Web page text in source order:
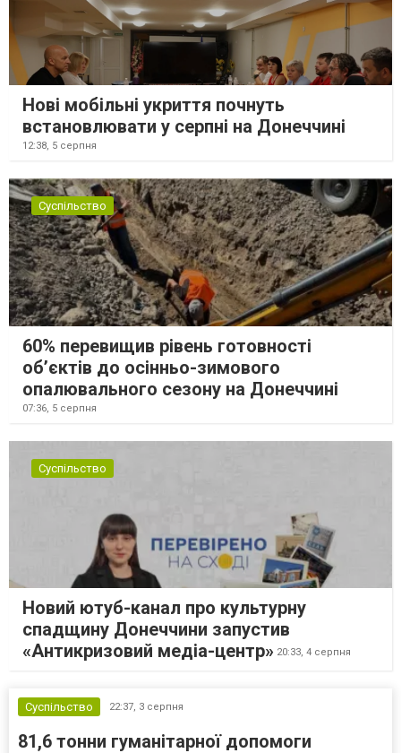
Нові мобільні укриття почнуть
встановлювати у серпні на Донеччині
12:38, 5 серпня
Суспільство
60% перевищив рівень готовності
об’єктів до осінньо-зимового
опалювального сезону на Донеччині
07:36, 5 серпня
Суспільство
Новий ютуб-канал про культурну
спадщину Донеччини запустив
«Антикризовий медіа-центр» 20:33, 4 серпня
Суспільство 22:37, 3 серпня
81,6 тонни гуманітарної допомоги